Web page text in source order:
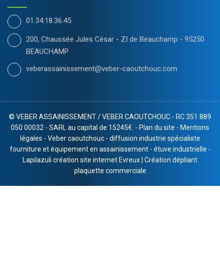
01.34.18.36.45
200, Chaussée Jules César - ZI de Beauchamp - 95250
BEAUCHAMP
veberassainissement@veber-caoutchouc.com
© VEBER ASSAINISSEMENT / VEBER CAOUTCHOUC - RC 351 889
050 00032 - SARL au capital de 15245€. - Plan du site - Mentions
légales - Veber caoutchouc- diffusion industrie spécialiste
fourniture et équipement en assainissement- étuve industrielle -
Lapilazuli création site internet Evreux Création dépliant
plaquette commerciale